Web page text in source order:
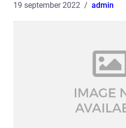
19 september 2022 admin